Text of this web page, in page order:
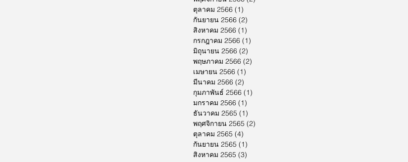
ตุลาคม 2566 (1)
กันยายน 2566 (2)
สิงหาคม 2566 (1)
กรกฎาคม 2566 (1)
มิถุนายน 2566 (2)
พฤษภาคม 2566 (2)
เมษายน 2566 (1)
มีนาคม 2566 (2)
กุมภาพันธ์ 2566 (1)
มกราคม 2566 (1)
ธันวาคม 2565 (1)
พฤศจิกายน 2565 (2)
ตุลาคม 2565 (4)
กันยายน 2565 (1)
สิงหาคม 2565 (3)